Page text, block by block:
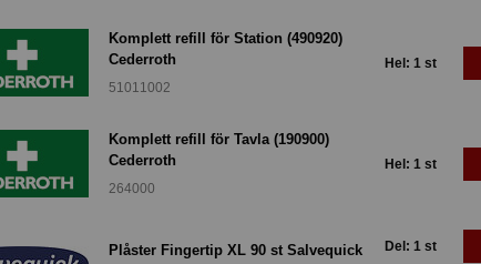
Komplett refill för Station (490920)
Cederroth
51011002
Hel: 1 st
Komplett refill för Tavla (190900)
Cederroth
264000
Hel: 1 st
Plåster Fingertip XL 90 st Salvequick Del: 1 st